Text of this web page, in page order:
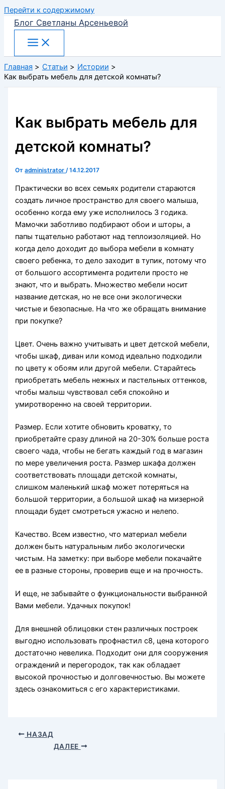
Перейти к содержимому
Блог Светланы Арсеньевой
Главная Статьи
Истории
Как выбрать мебель для детской комнаты?
Как выбрать мебель для
детской комнаты?
Отadministrator/14.12.2017
Практически во всех семьях родители стараются
создать личное пространство для своего малыша,
особенно когда ему уже исполнилось 3 годика.
Мамочки заботливо подбирают обои и шторы, а
папы тщательно работают над теплоизоляцией. Но
когда дело доходит до выбора мебели в комнату
своего ребенка, то дело заходит в тупик, потому что
от большого ассортимента родители просто не
знают, что и выбрать. Множество мебели носит
название детская, но не все они экологически
чистые и безопасные. На что же обращать внимание
при покупке?
Цвет. Очень важно учитывать и цвет детской мебели,
чтобы шкаф, диван или комод идеально подходили
по цвету к обоям или другой мебели. Старайтесь
приобретать мебель нежных и пастельных оттенков,
чтобы малыш чувствовал себя спокойно и
умиротворенно на своей территории.
Размер. Если хотите обновить кроватку, то
приобретайте сразу длиной на 20-30% больше роста
своего чада, чтобы не бегать каждый год в магазин
по мере увеличения роста. Размер шкафа должен
соответствовать площади детской комнаты,
слишком маленький шкаф может потеряться на
большой территории, а большой шкаф на мизерной
площади будет смотреться ужасно и нелепо.
Качество. Всем известно, что материал мебели
должен быть натуральным либо экологически
чистым. На заметку: при выборе мебели покачайте
ее в разные стороны, проверив еще и на прочность.
И еще, не забывайте о функциональности выбранной
Вами мебели. Удачных покупок!
Для внешней облицовки стен различных построек
выгодно использовать профнастил с8, цена которого
достаточно невелика. Подходит они для сооружения
ограждений и перегородок, так как обладает
высокой прочностью и долговечностью. Вы можете
здесь ознакомиться с его характеристиками.
НАЗАД
ДАЛЕЕ